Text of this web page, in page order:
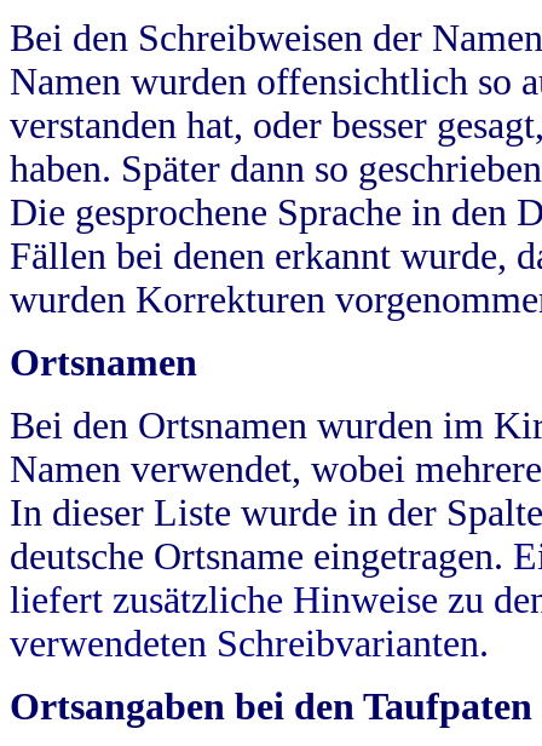
Bei den Schreibweisen der
Namen wurden offensichtlich so
verstanden hat, oder besser
haben. Später dann so
Die gesprochene Sprache in
Fällen bei denen erkannt wurde,
wurden Korrekturen
Ortsnamen
Bei den Ortsnamen wurden im
Namen verwendet, wobei
In dieser Liste wurde in der
deutsche Ortsname eingetragen.
liefert zusätzliche Hinweise zu
verwendeten Schreibvarianten.
Ortsangaben bei den Taufpaten